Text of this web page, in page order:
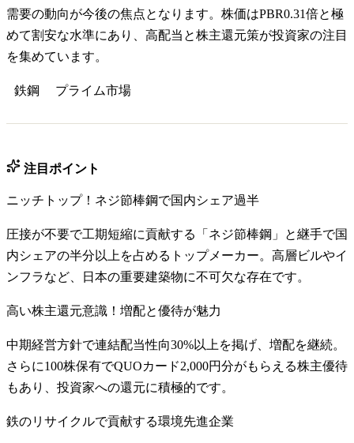
需要の動向が今後の焦点となります。株価はPBR0.31倍と極
めて割安な水準にあり、高配当と株主還元策が投資家の注目
を集めています。
鉄鋼 プライム市場
注目ポイント
ニッチトップ！ネジ節棒鋼で国内シェア過半
圧接が不要で工期短縮に貢献する「ネジ節棒鋼」と継手で国
内シェアの半分以上を占めるトップメーカー。高層ビルやイ
ンフラなど、日本の重要建築物に不可欠な存在です。
高い株主還元意識！増配と優待が魅力
中期経営方針で連結配当性向30%以上を掲げ、増配を継続。
さらに100株保有でQUOカード2,000円分がもらえる株主優待
もあり、投資家への還元に積極的です。
鉄のリサイクルで貢献する環境先進企業